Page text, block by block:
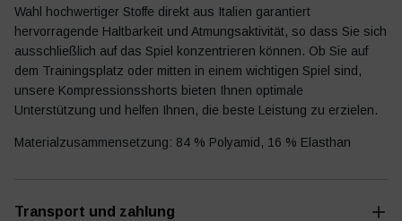
Wahl hochwertiger Stoffe direkt aus Italien garantiert
hervorragende Haltbarkeit und Atmungsaktivität, so dass Sie sich
ausschließlich auf das Spiel konzentrieren können. Ob Sie auf
dem Trainingsplatz oder mitten in einem wichtigen Spiel sind,
unsere Kompressionsshorts bieten Ihnen optimale
Unterstützung und helfen Ihnen, die beste Leistung zu erzielen.
Materialzusammensetzung: 84 % Polyamid, 16 % Elasthan
Transport und zahlung